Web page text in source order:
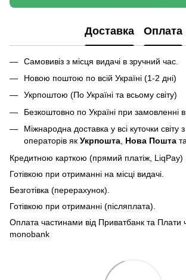
Доставка Оплата
Самовивіз з місця видачі в зручний час.
Новою поштою по всій Україні (1-2 дні)
Укрпоштою (По Україні та всьому світу)
Безкоштовно по Україні при замовленні
Міжнародна доставка у всі куточки
операторів як Укрпошта Нова Пошта та
Кредитною карткою (прямий платіж, LiqPay)
Готівкою при отриманні на місці видачі.
Безготівка (перерахунок).
Готівкою при отриманні (післяплата).
Оплата частинами від Приватбанк та Плати
monobank